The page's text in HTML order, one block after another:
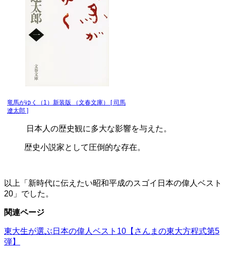
竜馬がゆく（1）新装版 （文春文庫） [ 司馬
遼太郎 ]
日本人の歴史観に多大な影響を与えた。
歴史小説家として圧倒的な存在。
以上「新時代に伝えたい昭和平成のスゴイ日本の偉人ベスト
20」でした。
関連ページ
東大生が選ぶ日本の偉人ベスト10【さんまの東大方程式第5
弾】